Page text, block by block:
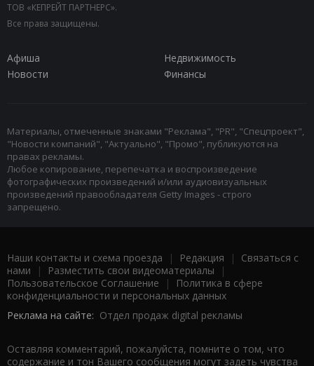
ТОВ «КЕПРЕЙТ ПАРТНЕРС».
Все права защищены.
Афиша
Недвижимость
Новости
Финансы
Материалы, отмеченные знаками "Реклама", "PR", "Спецпроект",
"Новости компаний", "Актуально", "Промо", публикуются на
правах рекламы.
Любое копирование, перепечатка и воспроизведение
фотографических произведений и/или аудиовизуальных
произведений правообладателя Getty Images - строго
запрещено.
Наши контакты и схема проезда | Редакция | Связаться с
нами | Разместить свои видеоматериалы |
Пользовательское Соглашение |
Политика в сфере
конфиденциальности и персональных данных
Реклама на сайте: Отдел продаж digital рекламы
Оставляя комментарий, пожалуйста, помните о том, что
содержание и тон Вашего сообщения могут задеть чувства